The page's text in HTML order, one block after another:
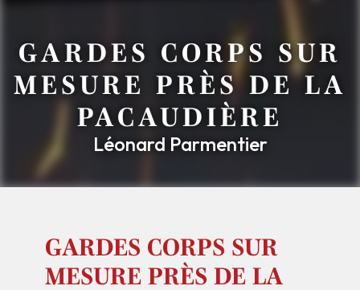
GARDES CORPS SUR
MESURE PRÈS DE LA
PACAUDIÈRE
Léonard Parmentier
GARDES CORPS SUR
MESURE PRÈS DE LA